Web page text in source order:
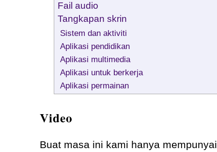
Fail audio
Tangkapan skrin
Sistem dan aktiviti
Aplikasi pendidikan
Aplikasi multimedia
Aplikasi untuk berkerja
Aplikasi permainan
Video
Buat masa ini kami hanya